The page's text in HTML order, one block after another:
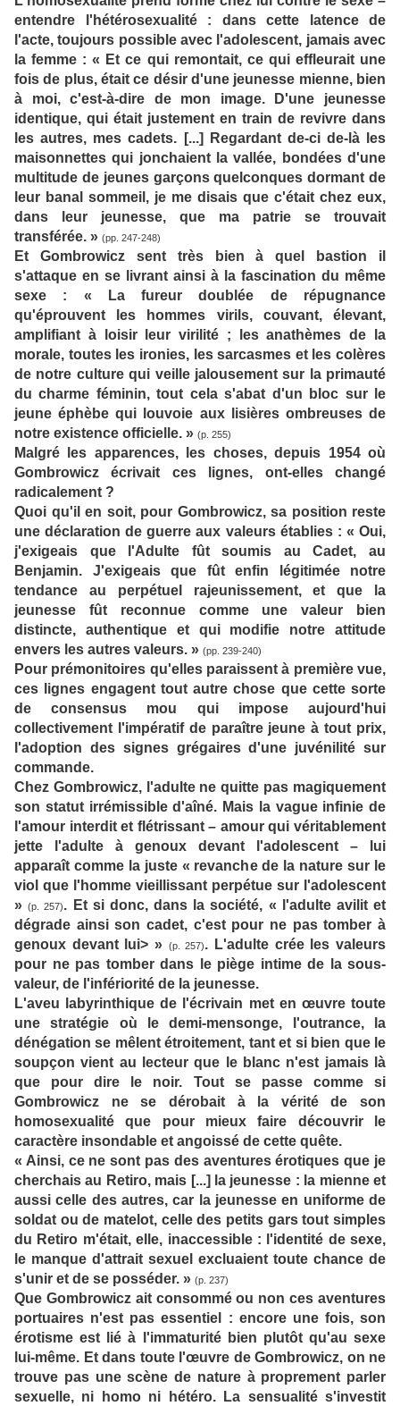
entendre l'hétérosexualité : dans cette latence de
l'acte, toujours possible avec l'adolescent, jamais avec
la femme : « Et ce qui remontait, ce qui effleurait une
fois de plus, était ce désir d'une jeunesse mienne, bien
à moi, c'est-à-dire de mon image. D'une jeunesse
identique, qui était justement en train de revivre dans
les autres, mes cadets. [...] Regardant de-ci de-là les
maisonnettes qui jonchaient la vallée, bondées d'une
multitude de jeunes garçons quelconques dormant de
leur banal sommeil, je me disais que c'était chez eux,
dans leur jeunesse, que ma patrie se trouvait
transférée. » (pp. 247-248)
Et Gombrowicz sent très bien à quel bastion il
s'attaque en se livrant ainsi à la fascination du même
sexe : « La fureur doublée de répugnance
qu'éprouvent les hommes virils, couvant, élevant,
amplifiant à loisir leur virilité ; les anathèmes de la
morale, toutes les ironies, les sarcasmes et les colères
de notre culture qui veille jalousement sur la primauté
du charme féminin, tout cela s'abat d'un bloc sur le
jeune éphèbe qui louvoie aux lisières ombreuses de
notre existence officielle. » (p. 255)
Malgré les apparences, les choses, depuis 1954 où
Gombrowicz écrivait ces lignes, ont-elles changé
radicalement ?
Quoi qu'il en soit, pour Gombrowicz, sa position reste
une déclaration de guerre aux valeurs établies : « Oui,
j'exigeais que l'Adulte fût soumis au Cadet, au
Benjamin. J'exigeais que fût enfin légitimée notre
tendance au perpétuel rajeunissement, et que la
jeunesse fût reconnue comme une valeur bien
distincte, authentique et qui modifie notre attitude
envers les autres valeurs. » (pp. 239-240)
Pour prémonitoires qu'elles paraissent à première vue,
ces lignes engagent tout autre chose que cette sorte
de consensus mou qui impose aujourd'hui
collectivement l'impératif de paraître jeune à tout prix,
l'adoption des signes grégaires d'une juvénilité sur
commande.
Chez Gombrowicz, l'adulte ne quitte pas magiquement
son statut irrémissible d'aîné. Mais la vague infinie de
l'amour interdit et flétrissant – amour qui véritablement
jette l'adulte à genoux devant l'adolescent – lui
apparaît comme la juste « revanche de la nature sur le
viol que l'homme vieillissant perpétue sur l'adolescent
» (p. 257). Et si donc, dans la société, « l'adulte avilit et
dégrade ainsi son cadet, c'est pour ne pas tomber à
genoux devant lui> » (p. 257). L'adulte crée les valeurs
pour ne pas tomber dans le piège intime de la sous-
valeur, de l'infériorité de la jeunesse.
L'aveu labyrinthique de l'écrivain met en œuvre toute
une stratégie où le demi-mensonge, l'outrance, la
dénégation se mêlent étroitement, tant et si bien que le
soupçon vient au lecteur que le blanc n'est jamais là
que pour dire le noir. Tout se passe comme si
Gombrowicz ne se dérobait à la vérité de son
homosexualité que pour mieux faire découvrir le
caractère insondable et angoissé de cette quête.
« Ainsi, ce ne sont pas des aventures érotiques que je
cherchais au Retiro, mais [...] la jeunesse : la mienne et
aussi celle des autres, car la jeunesse en uniforme de
soldat ou de matelot, celle des petits gars tout simples
du Retiro m'était, elle, inaccessible : l'identité de sexe,
le manque d'attrait sexuel excluaient toute chance de
s'unir et de se posséder. » (p. 237)
Que Gombrowicz ait consommé ou non ces aventures
portuaires n'est pas essentiel : encore une fois, son
érotisme est lié à l'immaturité bien plutôt qu'au sexe
lui-même. Et dans toute l'œuvre de Gombrowicz, on ne
trouve pas une scène de nature à proprement parler
sexuelle, ni homo ni hétéro. La sensualité s'investit